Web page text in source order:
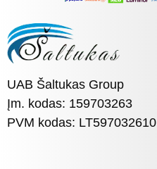
UAB Šaltukas Group
Įm. kodas: 159703263
PVM kodas: LT597032610